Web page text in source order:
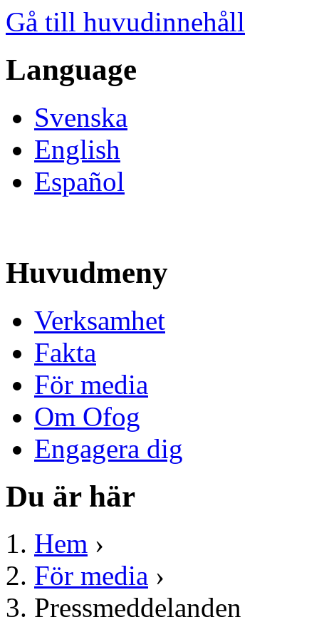
Gå till huvudinnehåll
Language
Svenska
English
Español
Huvudmeny
Verksamhet
Fakta
För media
Om Ofog
Engagera dig
Du är här
Hem ›
För media ›
Pressmeddelanden